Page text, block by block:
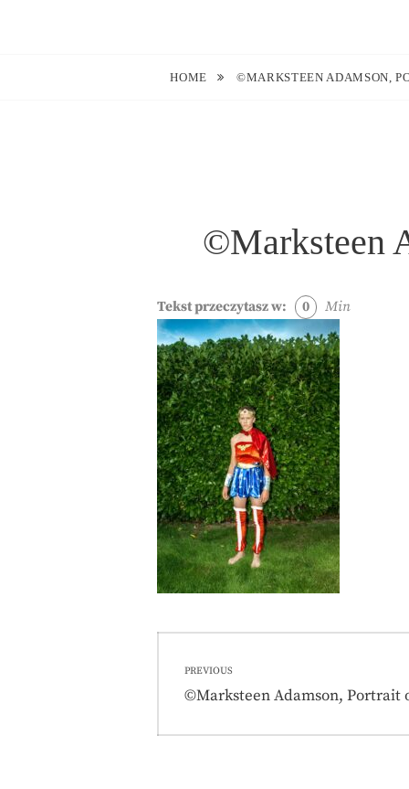
HOME ©MARKSTEEN ADAMSON,
©Marksteen
Tekst przeczytasz w: 0 Min
wpisu
PREVIOUS
Previous
©Marksteen Adamson, Portrait